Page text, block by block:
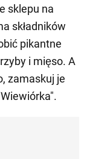
sklepu na
składników
pikantne
i mięso. A
zamaskuj je